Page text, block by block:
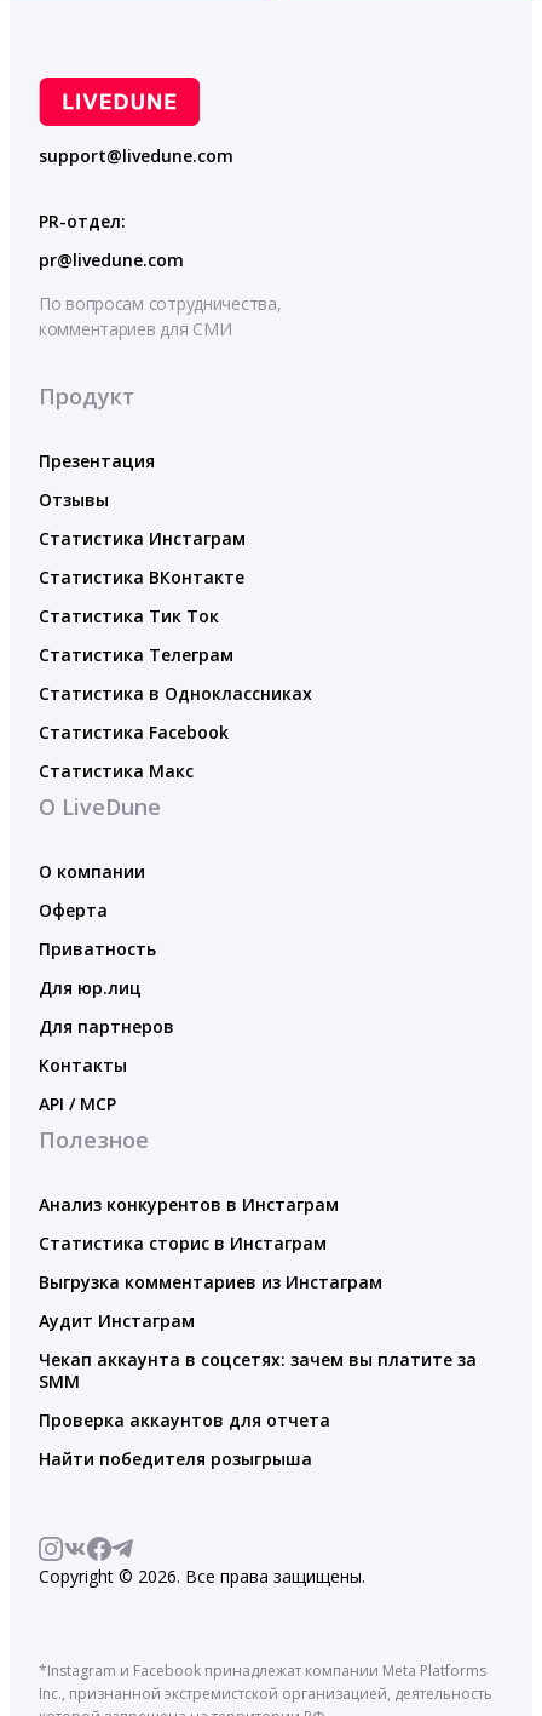
support@livedune.com
PR-отдел:
pr@livedune.com
По вопросам сотрудничества,
комментариев для СМИ
Продукт
Презентация
Отзывы
Статистика Инстаграм
Статистика ВКонтакте
Статистика Тик Ток
Статистика Телеграм
Статистика в Одноклассниках
Статистика Facebook
Статистика Макс
О LiveDune
О компании
Оферта
Приватность
Для юр.лиц
Для партнеров
Контакты
API / MCP
Полезное
Анализ конкурентов в Инстаграм
Статистика сторис в Инстаграм
Выгрузка комментариев из Инстаграм
Аудит Инстаграм
Чекап аккаунта в соцсетях: зачем вы платите за
SMM
Проверка аккаунтов для отчета
Найти победителя розыгрыша
Copyright © 2026. Все права защищены.
*Instagram и Facebook принадлежат компании Meta Platforms
Inc., признанной экстремистской организацией, деятельность